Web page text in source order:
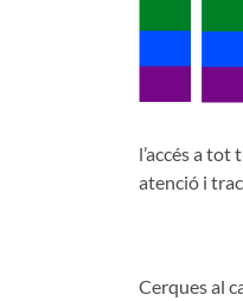
l’accés a
atenció i
Cerques al